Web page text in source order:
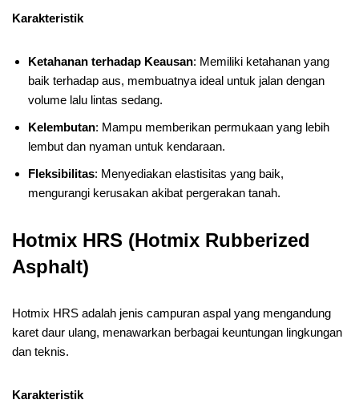
Karakteristik
Ketahanan terhadap Keausan: Memiliki ketahanan yang
baik terhadap aus, membuatnya ideal untuk jalan dengan
volume lalu lintas sedang.
Kelembutan: Mampu memberikan permukaan yang lebih
lembut dan nyaman untuk kendaraan.
Fleksibilitas: Menyediakan elastisitas yang baik,
mengurangi kerusakan akibat pergerakan tanah.
Hotmix HRS (Hotmix Rubberized
Asphalt)
Hotmix HRS adalah jenis campuran aspal yang mengandung
karet daur ulang, menawarkan berbagai keuntungan lingkungan
dan teknis.
Karakteristik